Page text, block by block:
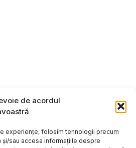
de acordul
experiențe, folosim tehnologii precum
sau accesa informațiile despre